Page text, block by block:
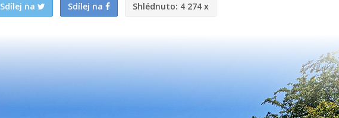
Sdílej na Sdílej na Shlédnuto: 4 274 x